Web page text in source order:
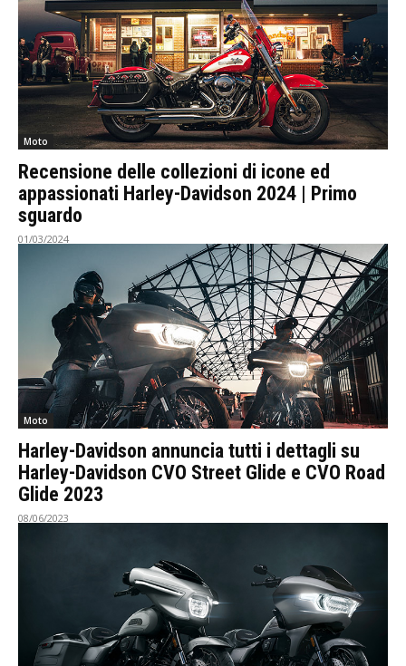
Moto
Recensione delle collezioni di icone ed
appassionati Harley-Davidson 2024 | Primo
sguardo
01/03/2024
Moto
Harley-Davidson annuncia tutti i dettagli su
Harley-Davidson CVO Street Glide e CVO Road
Glide 2023
08/06/2023